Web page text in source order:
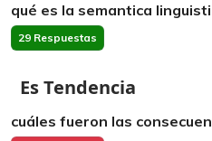
qué es la semantica
29 Respuestas
Es Tendencia
cuáles fueron las